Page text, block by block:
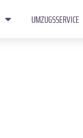
UMZUGSSERVICE